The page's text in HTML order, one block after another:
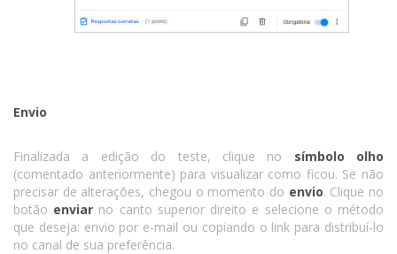
Envio
Finalizada a edição do teste, clique no símbolo olho
(comentado anteriormente) para visualizar como ficou. Se não
precisar de alterações, chegou o momento do envio. Clique no
botão enviar no canto superior direito e selecione o método
que deseja: envio por e-mail ou copiando o link para distribuí-lo
no canal de sua preferência.